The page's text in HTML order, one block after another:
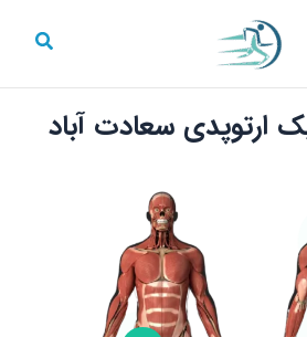
ارتوپدی سعادت آباد